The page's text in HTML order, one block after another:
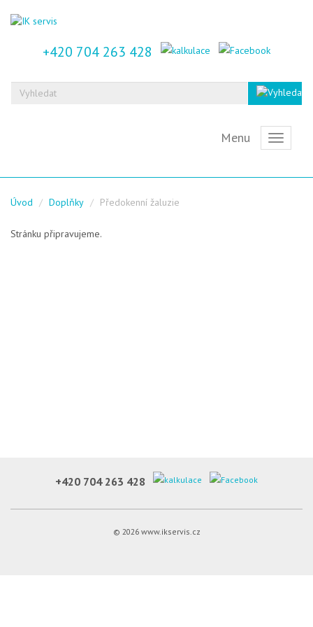
+420 704 263 428
Toggle
Menu
Úvod Doplňky Předokenní žaluzie
Stránku připravujeme.
+420 704 263 428
© 2026 www.ikservis.cz